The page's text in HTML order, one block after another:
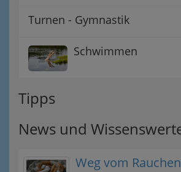
Turnen - Gymnastik
Schwimmen
Tipps
News und
Weg vom